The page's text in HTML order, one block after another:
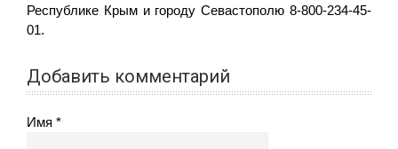
Республике Крым и городу Севастополю 8-800-234-45-
01.
Добавить комментарий
Имя